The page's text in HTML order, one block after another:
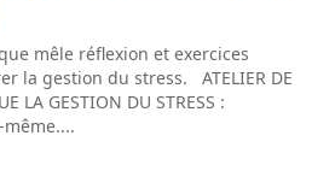
mêle réflexion et exercices
la gestion du stress. ATELIER DE
LA GESTION DU STRESS :